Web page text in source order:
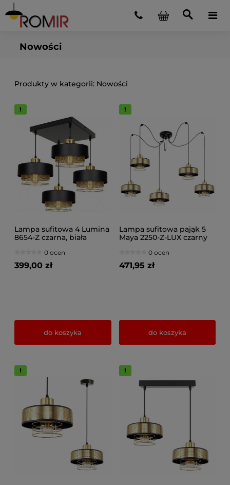
Nowości
Nowości
Lampa sufitowa 4 Lumina
8654-Z czarna, biała
0 ocen
399,00 zł
do koszyka
Lampa sufitowa pająk 5
Maya 2250-Z-LUX czarny
0 ocen
471,95 zł
do koszyka